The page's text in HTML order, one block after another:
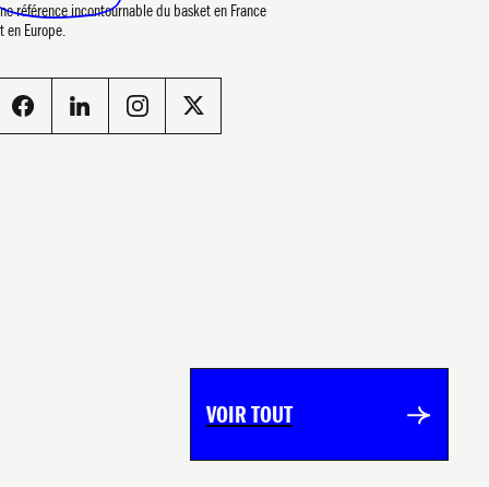
référence incontournable du basket en France
en Europe.
VOIR TOUT